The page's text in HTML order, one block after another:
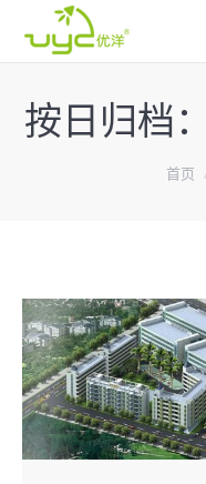
按日归档：
首页